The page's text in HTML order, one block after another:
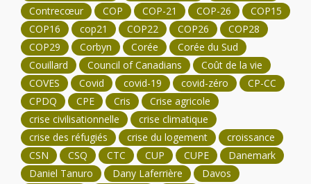
Contrecœur
COP COP-21 COP-26
COP15
COP16
cop21 COP22 COP26
COP28
COP29
Corbyn Corée
Corée du Sud
Couillard
Council of Canadians
Coût de la vie
COVES
Covid covid-19 covid-zéro
CP-CC
CPDQ
CPE Cris
Crise agricole
crise civilisationnelle
crise climatique
crise des réfugiés
crise du logement
croissance
CSN
CSQ CTC CUP CUPE
Danemark
Daniel Tanuro
Dany Laferrière
Davos